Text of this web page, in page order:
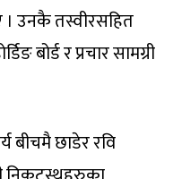
। उनकै तस्वीरसहित
बोर्ड र प्रचार सामग्री
बीचमै छाडेर रवि